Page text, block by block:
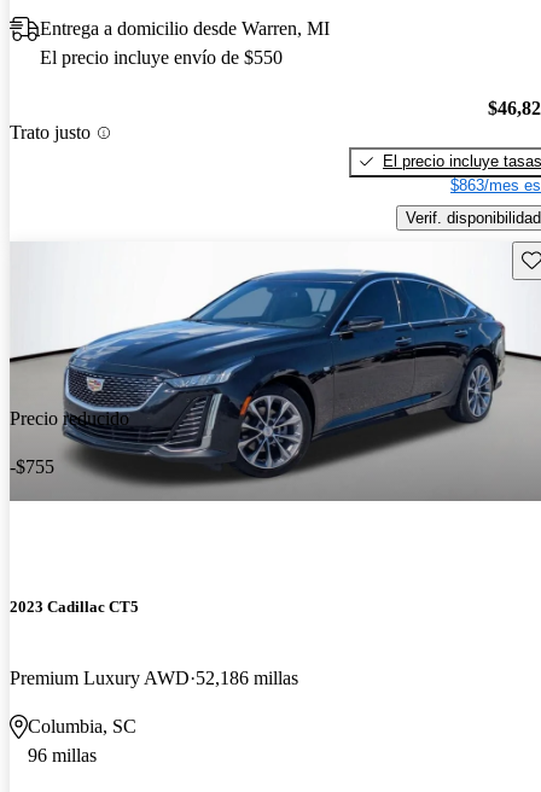
Entrega a domicilio desde Warren, MI
El precio incluye envío de $550
Trato justo
El precio incluye tasas
$863/mes
Verif. disponibilidad
Precio reducido
-$755
2023 Cadillac CT5
Premium Luxury AWD 52,186 millas
Columbia, SC
96 millas